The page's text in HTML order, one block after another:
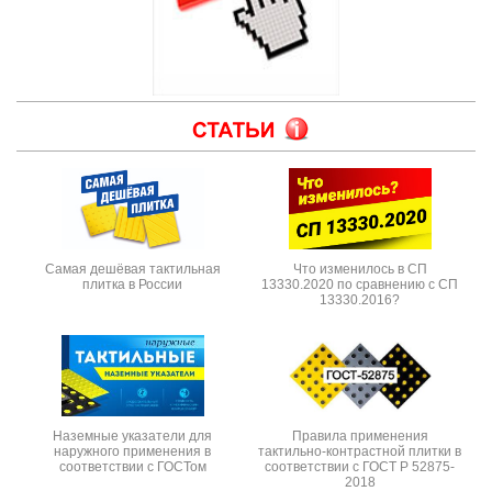
Самая дешёвая тактильная
плитка в России
Что изменилось в СП
13330.2020 по сравнению с СП
13330.2016?
Наземные указатели для
наружного применения в
соответствии с ГОСТом
Правила применения
тактильно-контрастной плитки в
соответствии с ГОСТ Р 52875-
2018